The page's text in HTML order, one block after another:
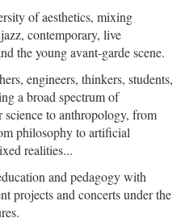
of aesthetics, mixing
contemporary, live
the young avant-garde scene.
engineers, thinkers, students,
a broad spectrum of
to anthropology, from
philosophy to artificial
realities...
and pedagogy with
projects and concerts under the